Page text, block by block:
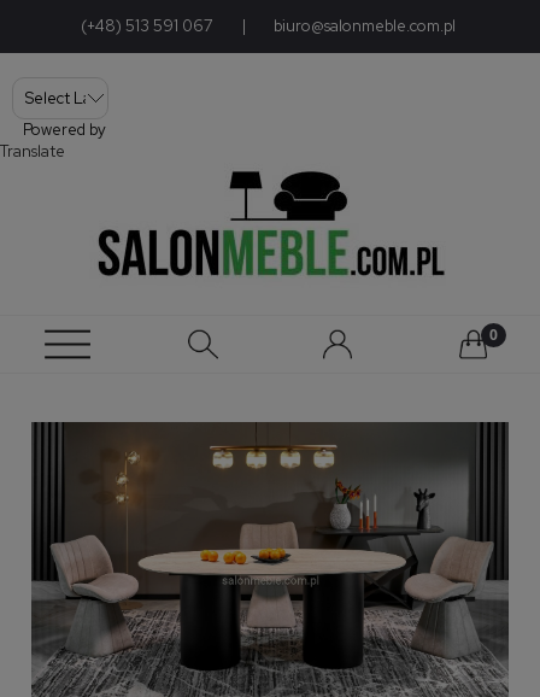
(+48) 513 591 067 | biuro@salonmeble.com.pl
Powered by
Translate